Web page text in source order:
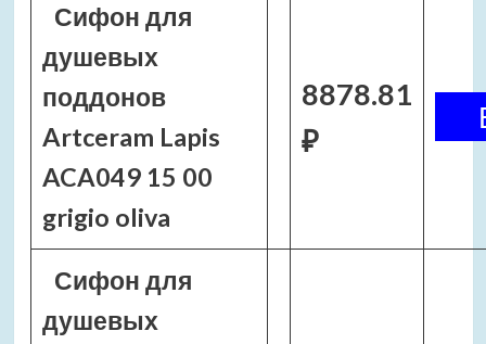
Сифон для
душевых
поддонов
Artceram Lapis
ACA049 15 00
grigio oliva
8878.81
₽
Сифон для
душевых